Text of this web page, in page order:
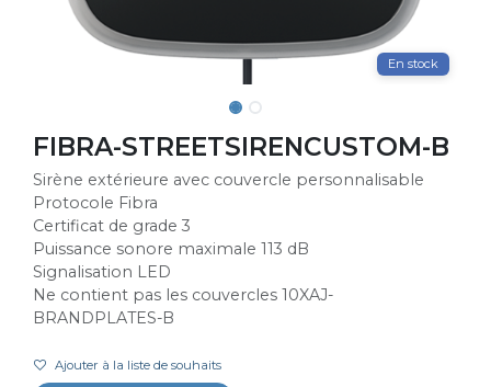
En stock
FIBRA-STREETSIRENCUSTOM-B
Sirène extérieure avec couvercle personnalisable
Protocole Fibra
Certificat de grade 3
Puissance sonore maximale 113 dB
Signalisation LED
Ne contient pas les couvercles 10XAJ-
BRANDPLATES-B
Ajouter à la liste de souhaits